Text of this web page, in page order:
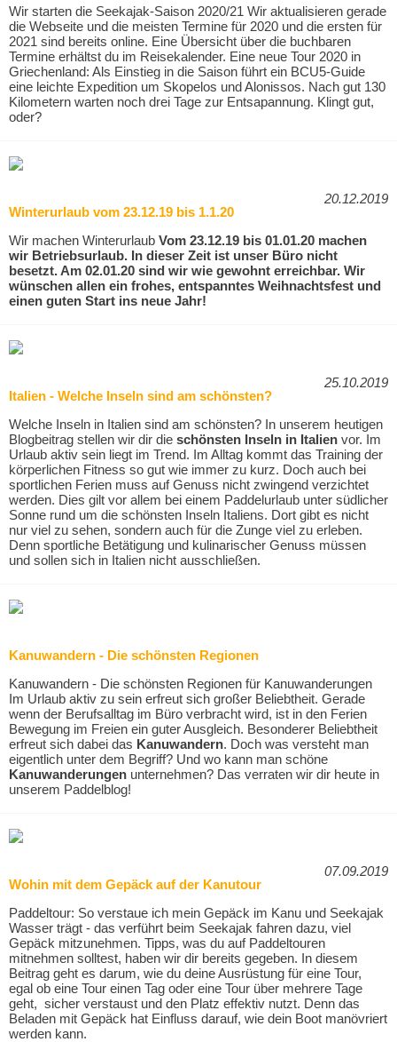
Wir starten die Seekajak-Saison 2020/21 Wir aktualisieren gerade
die Webseite und die meisten Termine für 2020 und die ersten für
2021 sind bereits online. Eine Übersicht über die buchbaren
Termine erhältst du im Reisekalender. Eine neue Tour 2020 in
Griechenland: Als Einstieg in die Saison führt ein BCU5-Guide
eine leichte Expedition um Skopelos und Alonissos. Nach gut 130
Kilometern warten noch drei Tage zur Entsapannung. Klingt gut,
oder?
20.12.2019
Winterurlaub vom 23.12.19 bis 1.1.20
Wir machen Winterurlaub Vom 23.12.19 bis 01.01.20 machen
wir Betriebsurlaub. In dieser Zeit ist unser Büro nicht
besetzt. Am 02.01.20 sind wir wie gewohnt erreichbar. Wir
wünschen allen ein frohes, entspanntes Weihnachtsfest und
einen guten Start ins neue Jahr!
25.10.2019
Italien - Welche Inseln sind am schönsten?
Welche Inseln in Italien sind am schönsten? In unserem heutigen
Blogbeitrag stellen wir dir die schönsten Inseln in Italien vor. Im
Urlaub aktiv sein liegt im Trend. Im Alltag kommt das Training der
körperlichen Fitness so gut wie immer zu kurz. Doch auch bei
sportlichen Ferien muss auf Genuss nicht zwingend verzichtet
werden. Dies gilt vor allem bei einem Paddelurlaub unter südlicher
Sonne rund um die schönsten Inseln Italiens. Dort gibt es nicht
nur viel zu sehen, sondern auch für die Zunge viel zu erleben.
Denn sportliche Betätigung und kulinarischer Genuss müssen
und sollen sich in Italien nicht ausschließen.
Kanuwandern - Die schönsten Regionen
Kanuwandern - Die schönsten Regionen für Kanuwanderungen
Im Urlaub aktiv zu sein erfreut sich großer Beliebtheit. Gerade
wenn der Berufsalltag im Büro verbracht wird, ist in den Ferien
Bewegung im Freien ein guter Ausgleich. Besonderer Beliebtheit
erfreut sich dabei das Kanuwandern. Doch was versteht man
eigentlich unter dem Begriff? Und wo kann man schöne
Kanuwanderungen unternehmen? Das verraten wir dir heute in
unserem Paddelblog!
07.09.2019
Wohin mit dem Gepäck auf der Kanutour
Paddeltour: So verstaue ich mein Gepäck im Kanu und Seekajak
Wasser trägt - das verführt beim Seekajak fahren dazu, viel
Gepäck mitzunehmen. Tipps, was du auf Paddeltouren
mitnehmen solltest, haben wir dir bereits gegeben. In diesem
Beitrag geht es darum, wie du deine Ausrüstung für eine Tour,
egal ob eine Tour einen Tag oder eine Tour über mehrere Tage
geht, sicher verstaust und den Platz effektiv nutzt. Denn das
Beladen mit Gepäck hat Einfluss darauf, wie dein Boot manövriert
werden kann.